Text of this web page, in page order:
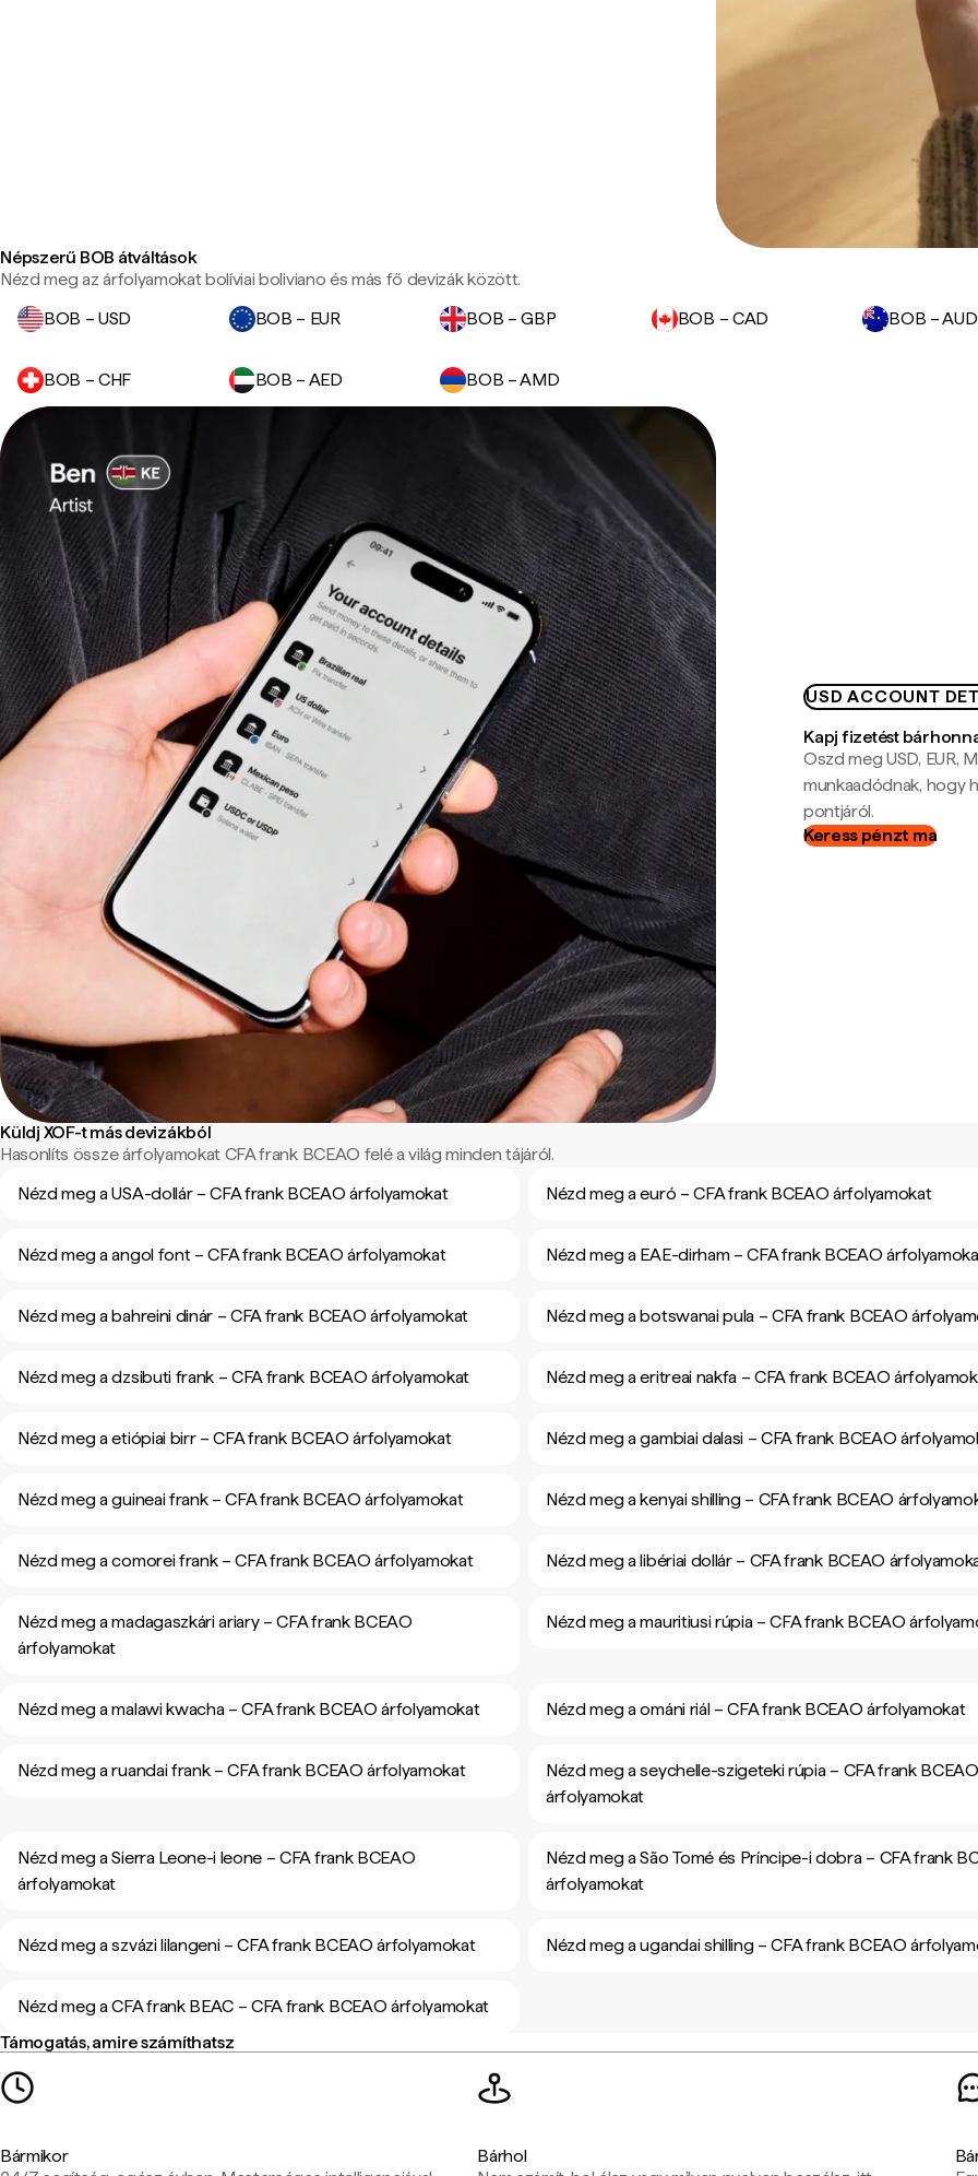
Népszerű BOB átváltások
Nézd meg az árfolyamokat bolíviai boliviano és más fő devizák között.
BOB – USD
BOB – EUR BOB – GBP BOB – CAD BOB – AUD
BOB – CHF BOB – AED BOB – AMD
USD ACCOUNT
Kapj fizetést
Oszd meg USD, EUR,
munkaadódnak, hogy
pontjáról.
Keress pénzt ma
Küldj XOF-t más devizákból
Hasonlíts össze árfolyamokat CFA frank BCEAO felé a világ minden tájáról.
Nézd meg a USA-dollár – CFA frank BCEAO árfolyamokat
Nézd meg a euró – CFA frank BCEAO árfolyamokat
Nézd meg a angol font – CFA frank BCEAO árfolyamokat Nézd meg a EAE-dirham – CFA frank BCEAO
Nézd meg a bahreini dinár – CFA frank BCEAO árfolyamokat Nézd meg a botswanai pula – CFA frank BCEAO
Nézd meg a dzsibuti frank – CFA frank BCEAO árfolyamokat Nézd meg a eritreai nakfa – CFA frank BCEAO
Nézd meg a etiópiai birr – CFA frank BCEAO árfolyamokat Nézd meg a gambiai dalasi – CFA frank BCEAO
Nézd meg a guineai frank – CFA frank BCEAO árfolyamokat Nézd meg a kenyai shilling – CFA frank BCEAO
Nézd meg a comorei frank – CFA frank BCEAO árfolyamokat Nézd meg a libériai dollár – CFA frank BCEAO
Nézd meg a madagaszkári ariary – CFA frank BCEAO
árfolyamokat
Nézd meg a mauritiusi rúpia – CFA frank BCEAO
Nézd meg a malawi kwacha – CFA frank BCEAO árfolyamokat Nézd meg a ománi riál – CFA frank BCEAO árfolyamokat
Nézd meg a ruandai frank – CFA frank BCEAO árfolyamokat
Nézd meg a seychelle-szigeteki rúpia – CFA frank BCEAO
árfolyamokat
Nézd meg a Sierra Leone-i leone – CFA frank BCEAO
árfolyamokat
Nézd meg a São Tomé és Príncipe-i dobra – CFA frank
árfolyamokat
Nézd meg a szvázi lilangeni – CFA frank BCEAO árfolyamokat Nézd meg a ugandai shilling – CFA frank BCEAO
Nézd meg a CFA frank BEAC – CFA frank BCEAO árfolyamokat
Támogatás, amire számíthatsz
Bármikor
Bárhol